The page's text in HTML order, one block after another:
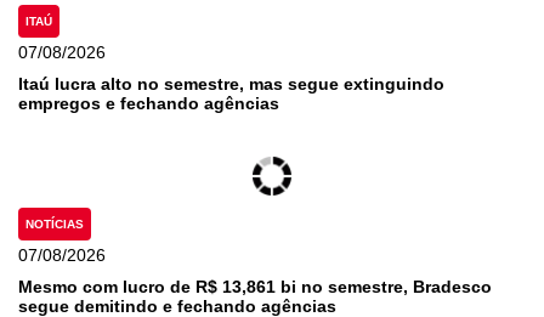
ITAÚ
07/08/2026
Itaú lucra alto no semestre, mas segue extinguindo
empregos e fechando agências
NOTÍCIAS
07/08/2026
Mesmo com lucro de R$ 13,861 bi no semestre, Bradesco
segue demitindo e fechando agências